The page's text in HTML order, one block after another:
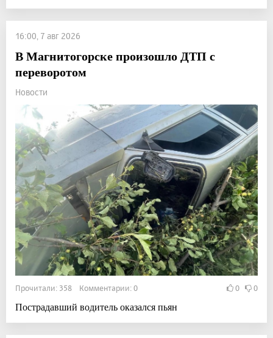
16:00, 7 авг 2026
В Магнитогорске произошло ДТП с
переворотом
Новости
Прочитали: 358 Комментарии: 0 0 0
Пострадавший водитель оказался пьян